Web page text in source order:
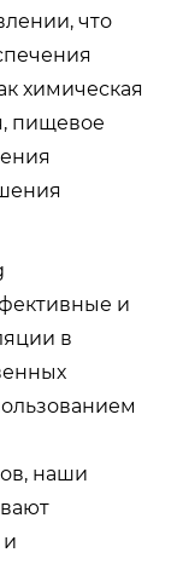
что
химическая
пищевое
и
в
наши
и